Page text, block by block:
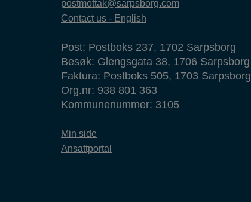
postmottak@sarpsborg.com
Contact us - English
Post: Postboks 237, 1702 Sarpsborg
Besøk: Glengsgata 38, 1706 Sarpsborg
Faktura: Postboks 505, 1703 Sarpsborg
Org.nr: 938 801 363
Kommunenummer: 3105
Min side
Ansattportal